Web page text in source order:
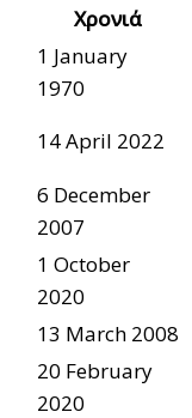
Χρονιά
1 January
1970
14 April 2022
6 December
2007
1 October
2020
13 March 2008
20 February
2020